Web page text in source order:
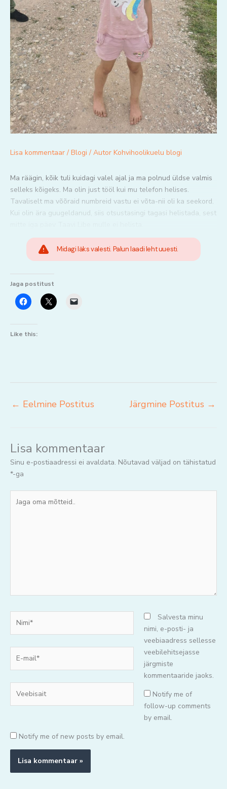
Lisa kommentaar / Blogi / Autor Kohvihoolikuelu blogi
Ma räägin, kõik tuli kuidagi valel ajal ja ma polnud üldse valmis
selleks kõigeks. Ma olin just tööl kui mu telefon helises.
Tavaliselt ma võõraid numbreid vastu ei võta-nii oli ka seekord.
Kui olin ära guugeldanud, siis otsustasingi tagasi helistada, sest
Midagi läks valesti. Palun laadi leht uuesti.
Jaga postitust
Like this:
← Eelmine Postitus Järgmine Postitus →
Lisa kommentaar
Sinu e-postiaadressi ei avaldata. Nõutavad väljad on tähistatud
*-ga
oma
mail*
Salvesta minu
nimi, e-posti- ja
veebiaadress sellesse
veebilehitsejasse
järgmiste
kommentaaride jaoks.
Notify me of
follow-up comments
by email.
Notify me of new posts by email.